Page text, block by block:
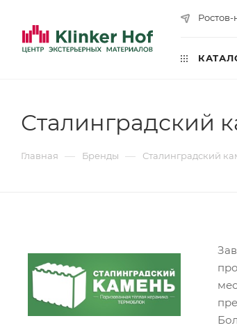
Сталинградский
Главная — Бренды — Сталинградский